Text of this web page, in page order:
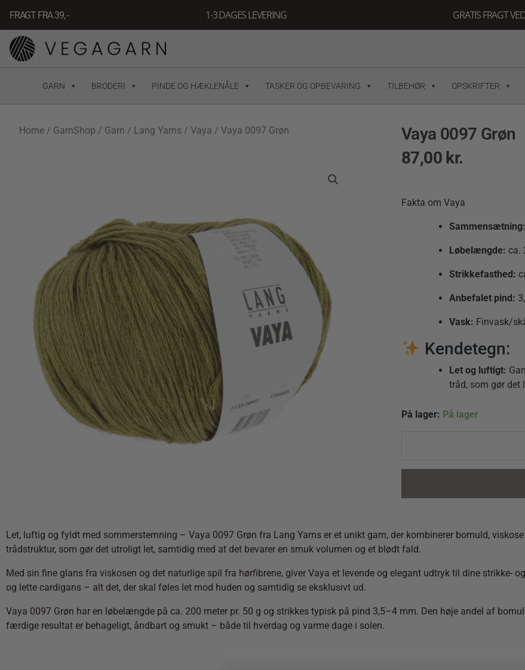
indholdet
FRAGT FRA 39, - 1-3 DAGES LEVERING GRATIS FRAGT
GARN BRODERI PINDE OG HÆKLENÅLE TASKER OG OPBEVARING TILBEHØR OPSKRIFTER
Home / GarnShop / Garn / Lang Yarns / Vaya / Vaya 0097 Grøn
Vaya 0097 Grøn
87,00 kr.
Fakta om Vaya
Sammensætning:
Løbelængde: ca.
Strikkefasthed:
Anbefalet pind:
Vask: Finvask/
Kendetegn:
Let og luftigt:
tråd, som gør det
På lager: På lager
Vaya
Let, luftig og fyldt med sommerstemning – Vaya 0097 Grøn fra Lang Yarns er et unikt garn, der kombinerer bomuld,
trådstruktur, som gør det utroligt let, samtidig med at det bevarer en smuk volumen og et blødt fald.
Med sin fine glans fra viskosen og det naturlige spil fra hørfibrene, giver Vaya et levende og elegant udtryk til dine strikke-
og lette cardigans – alt det, der skal føles let mod huden og samtidig se eksklusivt ud.
Vaya 0097 Grøn har en løbelængde på ca. 200 meter pr. 50 g og strikkes typisk på pind 3,5–4 mm. Den høje andel af
færdige resultat er behageligt, åndbart og smukt – både til hverdag og varme dage i solen.